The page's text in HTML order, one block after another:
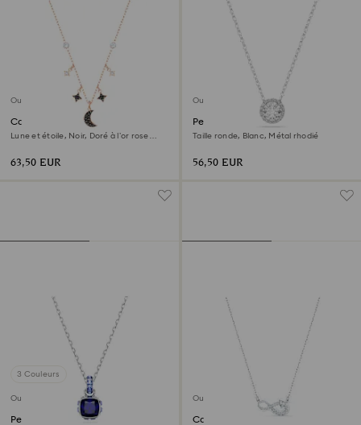
Outlet
Collier Symbolica
Lune et étoile, Noir, Doré à l’or rose
63,50 EUR
Outlet
Pendentif Una Angelic
Taille ronde, Blanc, Métal rhodié
56,50 EUR
3 Couleurs
Outlet
Pendentif Birthstone
Outlet
Collier Hyperbola